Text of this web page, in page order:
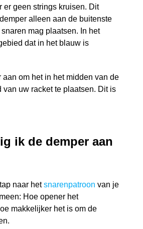
er geen strings kruisen. Dit
alleen aan de buitenste
mag plaatsen. In het
dat in het blauw is
aan om het in het midden van de
van uw racket te plaatsen. Dit is
ik de demper aan
naar hetsnarenpatroon van je
Hoe opener het
makkelijker het is om de